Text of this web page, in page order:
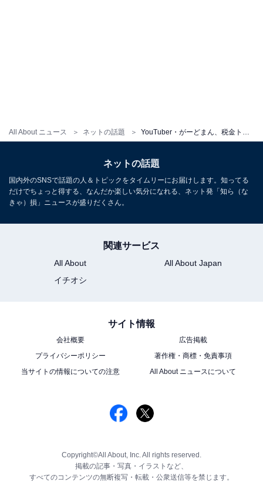
All About ニュース ネットの話題
ネットの話題
国内外のSNSで話題の人＆トピックをタイムリーにお届けします。知ってる
だけでちょっと得する、なんだか楽しい気分になれる、ネット発「知ら（な
きゃ）損」ニュースが盛りだくさん。
関連サービス
All About
All About Japan
イチオシ
サイト情報
会社概要
広告掲載
プライバシーポリシー
著作権・商標・免責事項
当サイトの情報についての注意
All About ニュースについて
Copyright©All About, Inc. All rights reserved.
掲載の記事・写真・イラストなど、
すべてのコンテンツの無断複写・転載・公衆送信等を禁じます。